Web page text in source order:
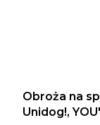
Obroża na
Unidog!,